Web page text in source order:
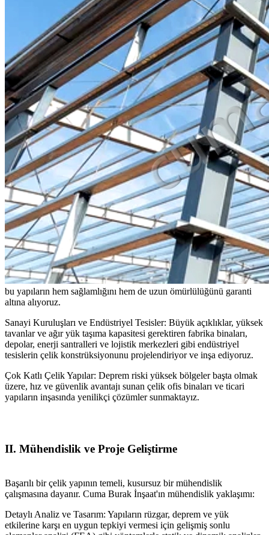
bu yapıların hem sağlamlığını hem de uzun ömürlülüğünü garanti
altına alıyoruz.
Sanayi Kuruluşları ve Endüstriyel Tesisler: Büyük açıklıklar, yüksek
tavanlar ve ağır yük taşıma kapasitesi gerektiren fabrika binaları,
depolar, enerji santralleri ve lojistik merkezleri gibi endüstriyel
tesislerin çelik konstrüksiyonunu projelendiriyor ve inşa ediyoruz.
Çok Katlı Çelik Yapılar: Deprem riski yüksek bölgeler başta olmak
üzere, hız ve güvenlik avantajı sunan çelik ofis binaları ve ticari
yapıların inşasında yenilikçi çözümler sunmaktayız.
II. Mühendislik ve Proje Geliştirme
Başarılı bir çelik yapının temeli, kusursuz bir mühendislik
çalışmasına dayanır. Cuma Burak İnşaat'ın mühendislik yaklaşımı:
Detaylı Analiz ve Tasarım: Yapıların rüzgar, deprem ve yük
etkilerine karşı en uygun tepkiyi vermesi için gelişmiş sonlu